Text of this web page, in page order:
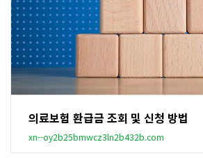
의료보험 환급금 조회 및 신청 방법
xn--oy2b25bmwcz3ln2b432b.com